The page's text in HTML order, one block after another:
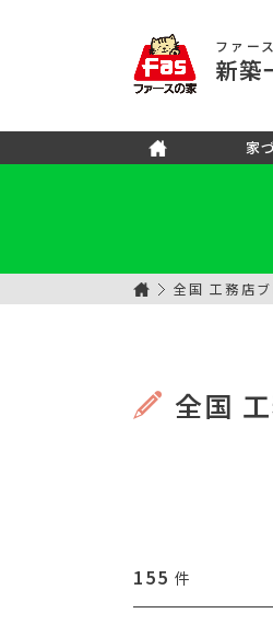
ファー
新築
家
全国 工務店
全国
155 件